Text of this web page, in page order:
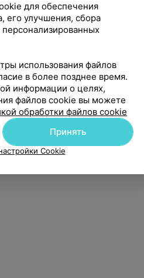
для обеспечения
его улучшения, сбора
персонализированных
использования файлов
в более позднее время.
информации о целях,
файлов cookie вы можете
обработки файлов cookie
Принять
Cookie